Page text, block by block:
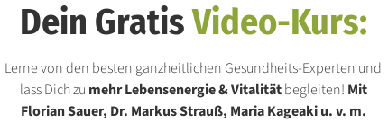
Dein GratisVideo-Kurs:
Lerne von den besten ganzheitlichen Gesundheits-Experten und
lass Dich zu mehr Lebensenergie & Vitalitätbegleiten! Mit
Florian Sauer, Dr. Markus Strauß, Maria Kageaki u. v. m.